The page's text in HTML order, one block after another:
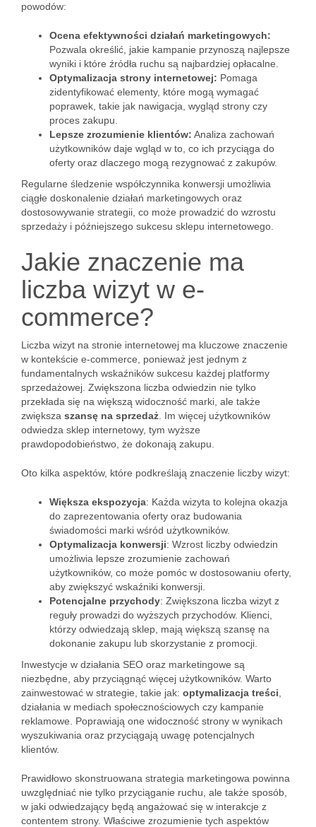
powodów:
Ocena efektywności działań marketingowych:
Pozwala określić, jakie kampanie przynoszą najlepsze
wyniki i które źródła ruchu są najbardziej opłacalne.
Optymalizacja strony internetowej: Pomaga
zidentyfikować elementy, które mogą wymagać
poprawek, takie jak nawigacja, wygląd strony czy
proces zakupu.
Lepsze zrozumienie klientów: Analiza zachowań
użytkowników daje wgląd w to, co ich przyciąga do
oferty oraz dlaczego mogą rezygnować z zakupów.
Regularne śledzenie współczynnika konwersji umożliwia
ciągłe doskonalenie działań marketingowych oraz
dostosowywanie strategii, co może prowadzić do wzrostu
sprzedaży i późniejszego sukcesu sklepu internetowego.
Jakie znaczenie ma
liczba wizyt w e-
commerce?
Liczba wizyt na stronie internetowej ma kluczowe znaczenie
w kontekście e-commerce, ponieważ jest jednym z
fundamentalnych wskaźników sukcesu każdej platformy
sprzedażowej. Zwiększona liczba odwiedzin nie tylko
przekłada się na większą widoczność marki, ale także
zwiększa szansę na sprzedaż . Im więcej użytkowników
odwiedza sklep internetowy, tym wyższe
prawdopodobieństwo, że dokonają zakupu.
Oto kilka aspektów, które podkreślają znaczenie liczby wizyt:
Większa ekspozycja: Każda wizyta to kolejna okazja
do zaprezentowania oferty oraz budowania
świadomości marki wśród użytkowników.
Optymalizacja konwersji: Wzrost liczby odwiedzin
umożliwia lepsze zrozumienie zachowań
użytkowników, co może pomóc w dostosowaniu oferty,
aby zwiększyć wskaźniki konwersji.
Potencjalne przychody: Zwiększona liczba wizyt z
reguły prowadzi do wyższych przychodów. Klienci,
którzy odwiedzają sklep, mają większą szansę na
dokonanie zakupu lub skorzystanie z promocji.
Inwestycje w działania SEO oraz marketingowe są
niezbędne, aby przyciągnąć więcej użytkowników. Warto
zainwestować w strategie, takie jak: optymalizacja treści
działania w mediach społecznościowych czy kampanie
reklamowe. Poprawiają one widoczność strony w wynikach
wyszukiwania oraz przyciągają uwagę potencjalnych
klientów.
Prawidłowo skonstruowana strategia marketingowa powinna
uwzględniać nie tylko przyciąganie ruchu, ale także sposób,
w jaki odwiedzający będą angażować się w interakcje z
contentem strony. Właściwe zrozumienie tych aspektów